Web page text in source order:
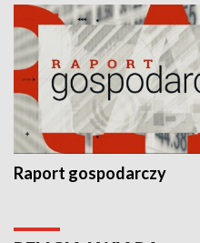
Raport gospodarczy